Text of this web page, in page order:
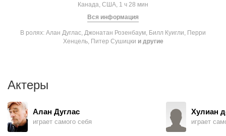
Канада, США, 1 ч 28 мин
Вся информация
В ролях: Алан Дуглас, Джонатан Розенбаум, Билл Куигли, Перри
Хенцель, Питер Сушицки и другие
Актеры
Алан Дуглас
играет самого себя
Хулиан
играет